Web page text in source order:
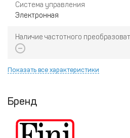
Система управления
Электронная
Наличие частотного
Показать все характеристики
Бренд